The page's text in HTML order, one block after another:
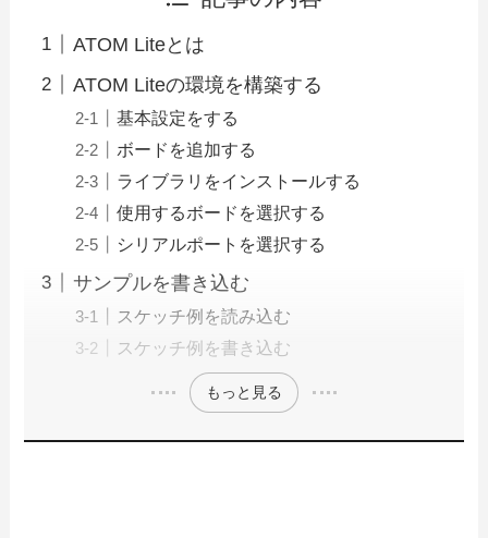
ATOM Liteとは
ATOM Liteの環境を構築する
基本設定をする
ボードを追加する
ライブラリをインストールする
使用するボードを選択する
シリアルポートを選択する
サンプルを書き込む
スケッチ例を読み込む
スケッチ例を書き込む
もっと見る